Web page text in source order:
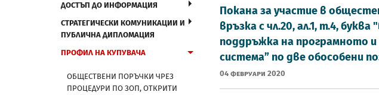
ДОСТЪП ДО ИНФОРМАЦИЯ
СТРАТЕГИЧЕСКИ КОМУНИКАЦИИ И
ПУБЛИЧНА ДИПЛОМАЦИЯ
ПРОФИЛ НА КУПУВАЧА
ОБЩЕСТВЕНИ ПОРЪЧКИ ЧРЕЗ
ПРОЦЕДУРИ ПО ЗОП, ОТКРИТИ
Покана за участие в
връзка с чл.20, ал.1, т.4,
поддръжка на програмното
система” по две обособени
04 Февруари 2020